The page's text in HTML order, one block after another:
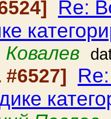
Re:
#6527]